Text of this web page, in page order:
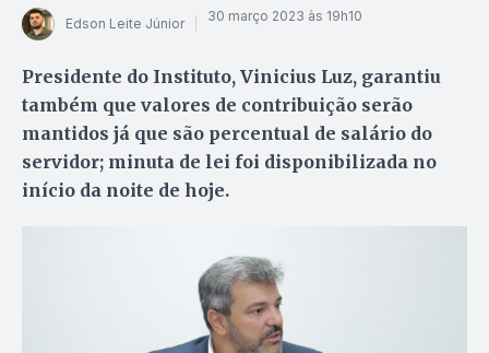
Edson Leite Júnior 30 março 2023 às 19h10
Presidente do Instituto, Vinicius Luz, garantiu
também que valores de contribuição serão
mantidos já que são percentual de salário do
servidor; minuta de lei foi disponibilizada no
início da noite de hoje.